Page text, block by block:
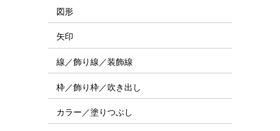
図形
矢印
線／飾り線／装飾線
枠／飾り枠／吹き出し
カラー／塗りつぶし